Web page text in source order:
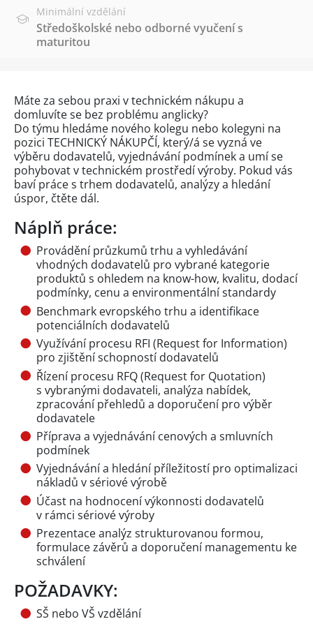
Minimální vzdělání
Středoškolské nebo odborné vyučení s
maturitou
Máte za sebou praxi v technickém nákupu a
domluvíte se bez problému anglicky?
Do týmu hledáme nového kolegu nebo kolegyni na
pozici TECHNICKÝ NÁKUPČÍ, který/á se vyzná ve
výběru dodavatelů, vyjednávání podmínek a umí se
pohybovat v technickém prostředí výroby. Pokud vás
baví práce s trhem dodavatelů, analýzy a hledání
úspor, čtěte dál.
Náplň práce:
Provádění průzkumů trhu a vyhledávání
vhodných dodavatelů pro vybrané kategorie
produktů s ohledem na know-how, kvalitu, dodací
podmínky, cenu a environmentální standardy
Benchmark evropského trhu a identifikace
potenciálních dodavatelů
Využívání procesu RFI (Request for Information)
pro zjištění schopností dodavatelů
Řízení procesu RFQ (Request for Quotation)
s vybranými dodavateli, analýza nabídek,
zpracování přehledů a doporučení pro výběr
dodavatele
Příprava a vyjednávání cenových a smluvních
podmínek
Vyjednávání a hledání příležitostí pro optimalizaci
nákladů v sériové výrobě
Účast na hodnocení výkonnosti dodavatelů
v rámci sériové výroby
Prezentace analýz strukturovanou formou,
formulace závěrů a doporučení managementu ke
schválení
POŽADAVKY:
SŠ nebo VŠ vzdělání